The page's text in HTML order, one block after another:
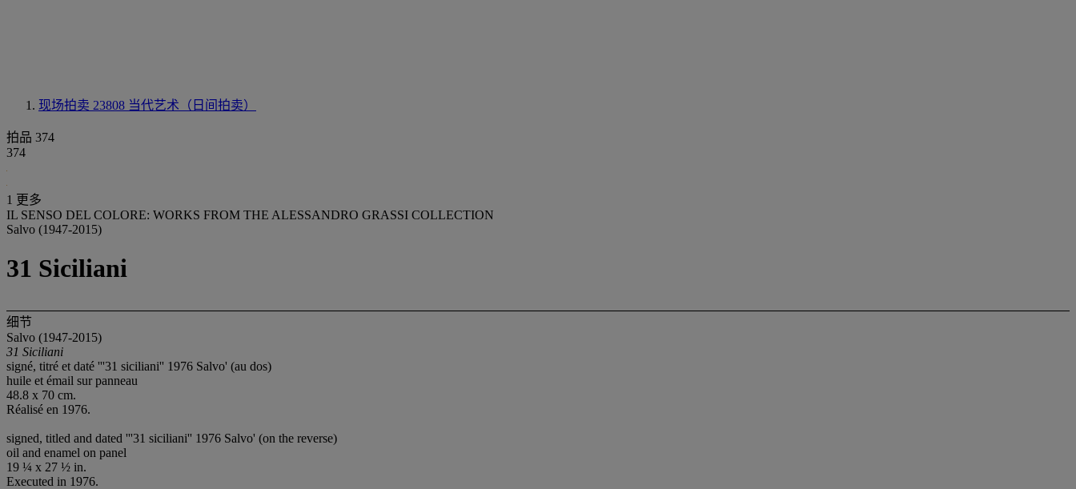
现场拍卖 23808 当代艺术（日间拍卖）
拍品 374
374
1 更多
IL SENSO DEL COLORE: WORKS FROM THE ALESSANDRO GRASSI COLLECTION
Salvo (1947-2015)
31 Siciliani
细节
Salvo (1947-2015)
31 Siciliani
signé, titré et daté '''31 siciliani'' 1976 Salvo' (au dos)
huile et émail sur panneau
48.8 x 70 cm.
Réalisé en 1976.
signed, titled and dated '''31 siciliani'' 1976 Salvo' (on the reverse)
oil and enamel on panel
19 ¼ x 27 ½ in.
Executed in 1976.